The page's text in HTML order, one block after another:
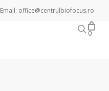
Email: office@centrulbiofocus.ro
0